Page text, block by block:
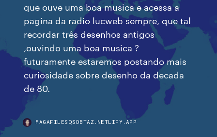
que ouve uma boa musica e acessa a
pagina da radio lucweb sempre, que tal
recordar três desenhos antigos
,ouvindo uma boa musica ?
futuramente estaremos postando mais
curiosidade sobre desenho da decada
de 80.
MAGAFILESQSDBTAZ.NETLIFY.APP